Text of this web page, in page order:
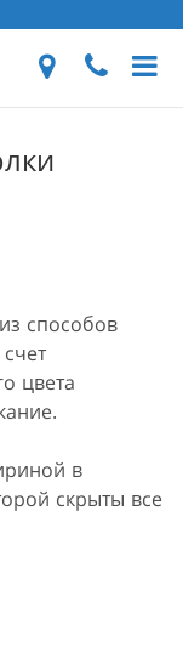
способов
цвета
в
скрыты все